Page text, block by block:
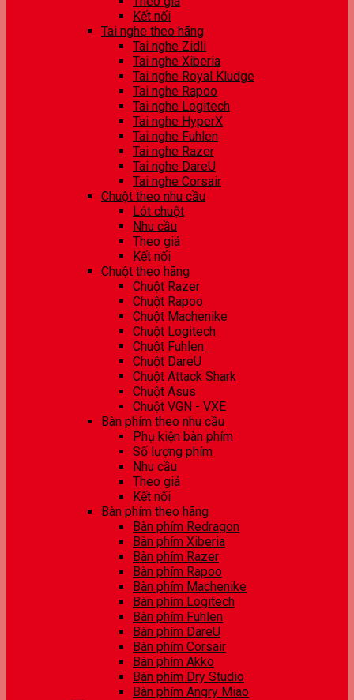
Kết nối
Tai nghe theo hãng
Tai nghe Zidli
Tai nghe Xiberia
Tai nghe Royal Kludge
Tai nghe Rapoo
Tai nghe Logitech
Tai nghe HyperX
Tai nghe Fuhlen
Tai nghe Razer
Tai nghe DareU
Tai nghe Corsair
Chuột theo nhu cầu
Lót chuột
Nhu cầu
Theo giá
Kết nối
Chuột theo hãng
Chuột Razer
Chuột Rapoo
Chuột Machenike
Chuột Logitech
Chuột Fuhlen
Chuột DareU
Chuột Attack Shark
Chuột Asus
Chuột VGN - VXE
Bàn phím theo nhu cầu
Phụ kiện bàn phím
Số lượng phím
Nhu cầu
Theo giá
Kết nối
Bàn phím theo hãng
Bàn phím Redragon
Bàn phím Xiberia
Bàn phím Razer
Bàn phím Rapoo
Bàn phím Machenike
Bàn phím Logitech
Bàn phím Fuhlen
Bàn phím DareU
Bàn phím Corsair
Bàn phím Akko
Bàn phím Dry Studio
Bàn phím Angry Miao